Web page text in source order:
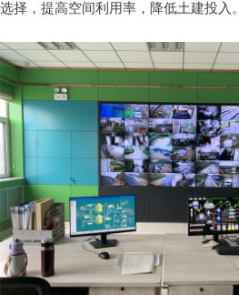
选择，提高空间利用率，降低土建投入。